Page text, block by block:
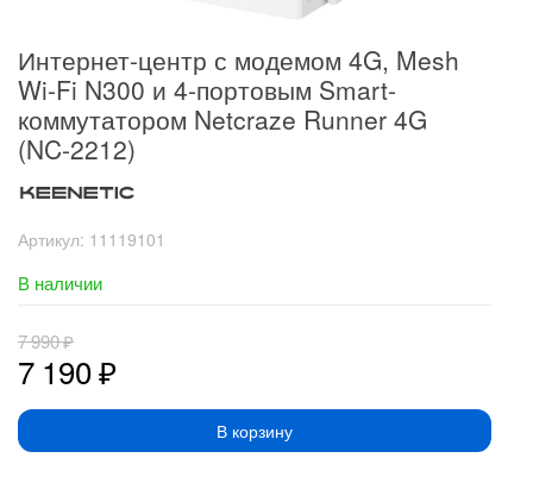
Интернет-центр с модемом 4G, Mesh
Wi-Fi N300 и 4-портовым Smart-
коммутатором Netcraze Runner 4G
(NC-2212)
Артикул: 11119101
В наличии
7 190₽
7 990₽
В корзину